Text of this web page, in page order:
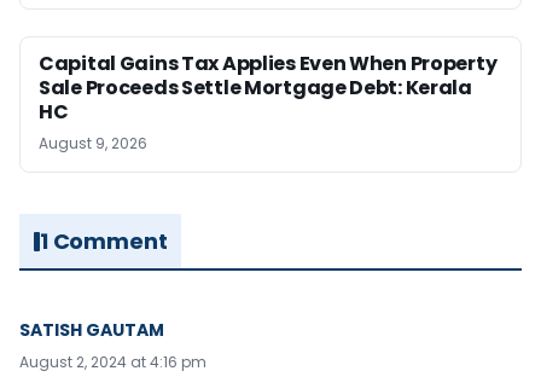
Capital Gains Tax Applies Even When Property
Sale Proceeds Settle Mortgage Debt: Kerala
HC
August 9, 2026
1 Comment
SATISH GAUTAM
August 2, 2024 at 4:16 pm